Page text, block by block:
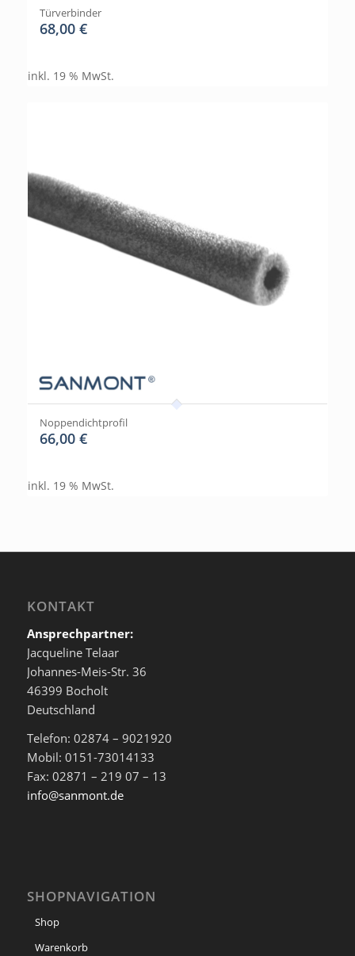
Türverbinder
68,00 €
inkl. 19 % MwSt.
Noppendichtprofil
66,00 €
inkl. 19 % MwSt.
KONTAKT
Ansprechpartner:
Jacqueline Telaar
Johannes-Meis-Str. 36
46399 Bocholt
Deutschland
Telefon: 02874 – 9021920
Mobil: 0151-73014133
Fax: 02871 – 219 07 – 13
info@sanmont.de
SHOPNAVIGATION
Shop
Warenkorb